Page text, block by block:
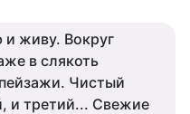
и живу. Вокруг
в слякоть
Чистый
и третий... Свежие